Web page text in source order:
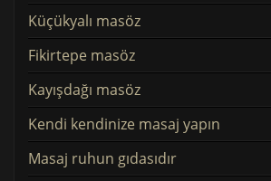
Küçükyalı masöz
Fikirtepe masöz
Kayışdağı masöz
Kendi kendinize masaj yapın
Masaj ruhun gıdasıdır